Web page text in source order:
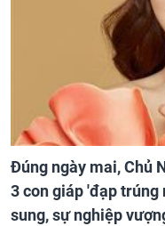
Đúng ngày mai, Chủ
3 con giáp 'đạp trúng
sung, sự nghiệp